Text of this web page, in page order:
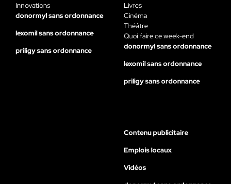
Innovations
donormyl sans ordonnance
lexomil sans ordonnance
priligy sans ordonnance
Livres
Cinéma
Théâtre
Quoi faire ce week-end
donormyl sans ordonnance
lexomil sans ordonnance
priligy sans ordonnance
Contenu publicitaire
Emplois locaux
Vidéos